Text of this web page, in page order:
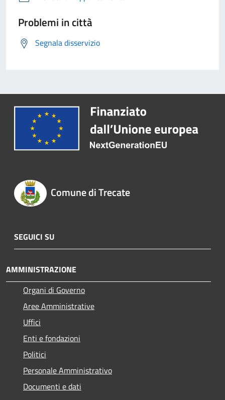
Problemi in città
Segnala disservizio
Comune di Trecate
SEGUICI SU
AMMINISTRAZIONE
Organi di Governo
Aree Amministrative
Uffici
Enti e fondazioni
Politici
Personale Amministrativo
Documenti e dati